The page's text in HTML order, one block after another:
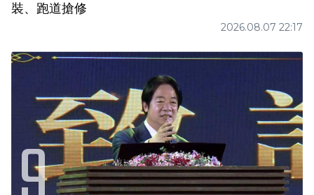
裝、跑道搶修
2026.08.07 22:17